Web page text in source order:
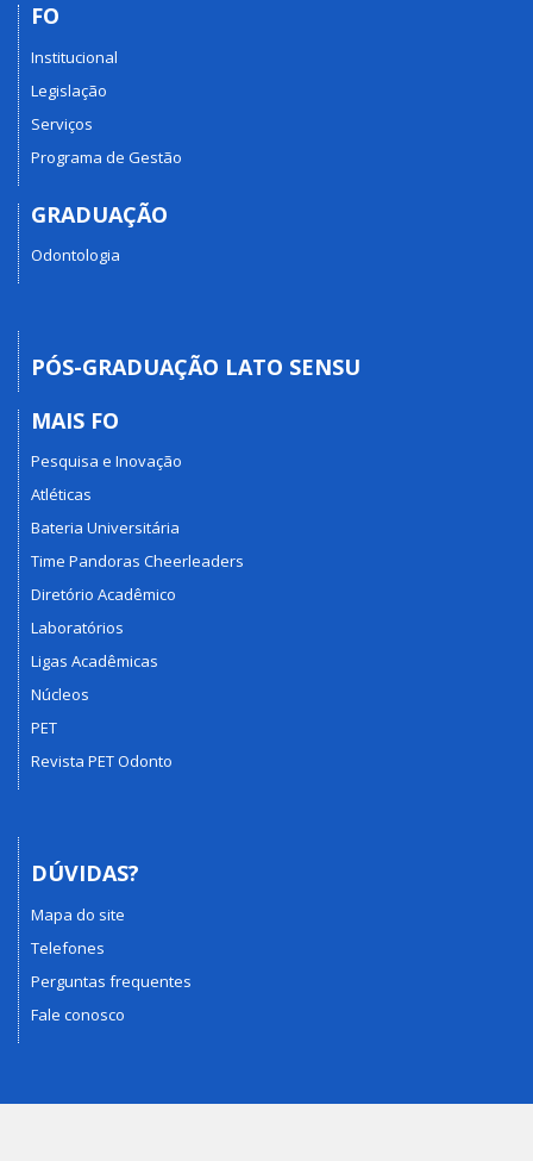
FO
Institucional
Legislação
Serviços
Programa de Gestão
GRADUAÇÃO
Odontologia
PÓS-GRADUAÇÃO LATO SENSU
MAIS FO
Pesquisa e Inovação
Atléticas
Bateria Universitária
Time Pandoras Cheerleaders
Diretório Acadêmico
Laboratórios
Ligas Acadêmicas
Núcleos
PET
Revista PET Odonto
DÚVIDAS?
Mapa do site
Telefones
Perguntas frequentes
Fale conosco